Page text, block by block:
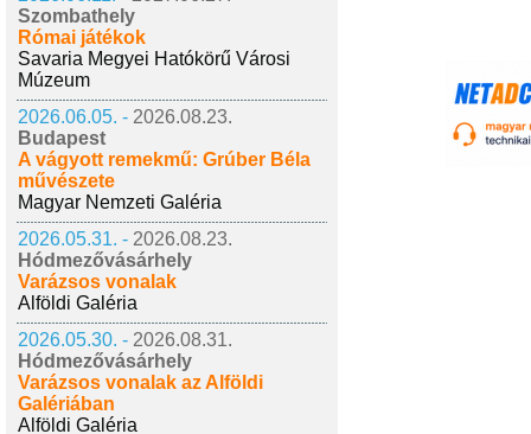
Szombathely
Római játékok
Savaria Megyei Hatókörű Városi
Múzeum
2026.06.05. - 2026.08.23.
Budapest
A vágyott remekmű: Grúber Béla
művészete
Magyar Nemzeti Galéria
2026.05.31. - 2026.08.23.
Hódmezővásárhely
Varázsos vonalak
Alföldi Galéria
2026.05.30. - 2026.08.31.
Hódmezővásárhely
Varázsos vonalak az Alföldi
Galériában
Alföldi Galéria